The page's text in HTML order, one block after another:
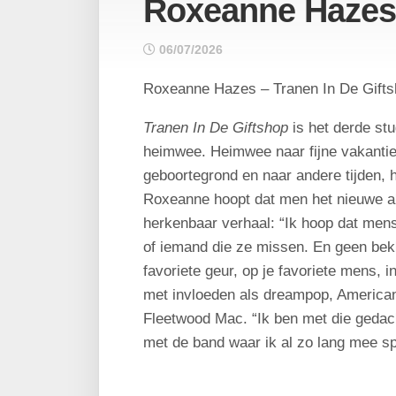
Roxeanne Hazes
06/07/2026
Roxeanne Hazes – Tranen In De
Tranen In De Giftshop is het derde
heimwee. Heimwee naar fijne
geboortegrond en naar andere tijden,
Roxeanne hoopt dat men het nieuwe
herkenbaar verhaal: “Ik hoop dat
of iemand die ze missen. En geen
favoriete geur, op je favoriete mens,
met invloeden als dreampop,
Fleetwood Mac. “Ik ben met die
met de band waar ik al zo lang mee